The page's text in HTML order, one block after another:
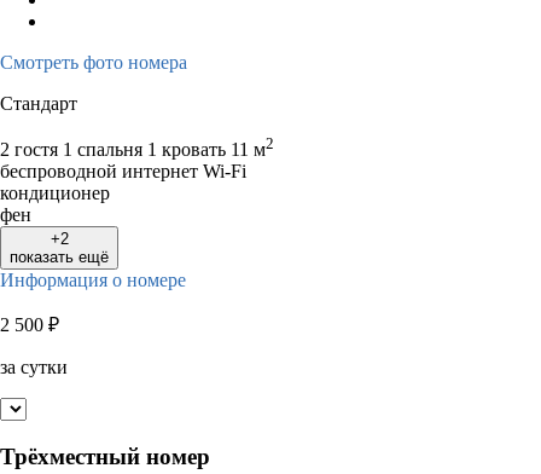
Смотреть фото номера
Стандарт
2 гостя 1 спальня 1 кровать 11 м2
беспроводной интернет Wi-Fi
кондиционер
фен
+2
показать ещё
Информация о номере
2 500 ₽
за сутки
Трёхместный номер